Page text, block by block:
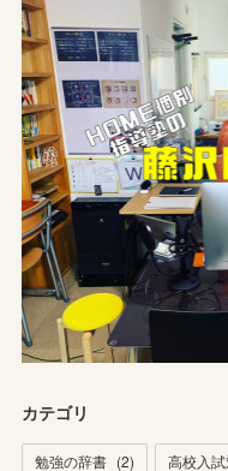
カテゴリ
勉強の辞書 (2) 高校入